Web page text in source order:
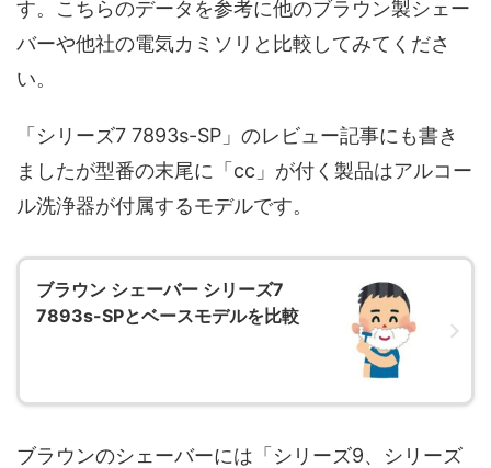
す。こちらのデータを参考に他のブラウン製シェー
バーや他社の電気カミソリと比較してみてくださ
い。
「シリーズ7 7893s-SP」のレビュー記事にも書き
ましたが型番の末尾に「cc」が付く製品はアルコー
ル洗浄器が付属するモデルです。
ブラウン シェーバー シリーズ7
7893s-SPとベースモデルを比較
ブラウンのシェーバーには「シリーズ9、シリーズ